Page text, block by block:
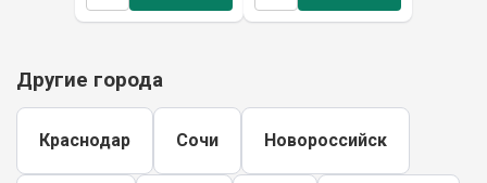
Другие города
Краснодар Сочи Новороссийск